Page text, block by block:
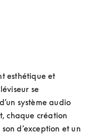
esthétique et
se
système audio
chaque création
d’exception et un